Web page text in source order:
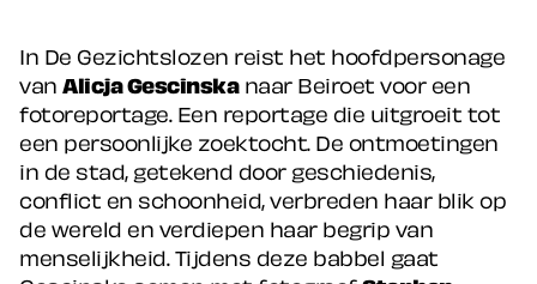
In De Gezichtslozen reist het hoofdpersonage
van Alicja Gescinskanaar Beiroet voor een
fotoreportage. Een reportage die uitgroeit tot
een persoonlijke zoektocht. De ontmoetingen
in de stad, getekend door geschiedenis,
conflict en schoonheid, verbreden haar blik op
de wereld en verdiepen haar begrip van
menselijkheid. Tijdens deze babbel gaat